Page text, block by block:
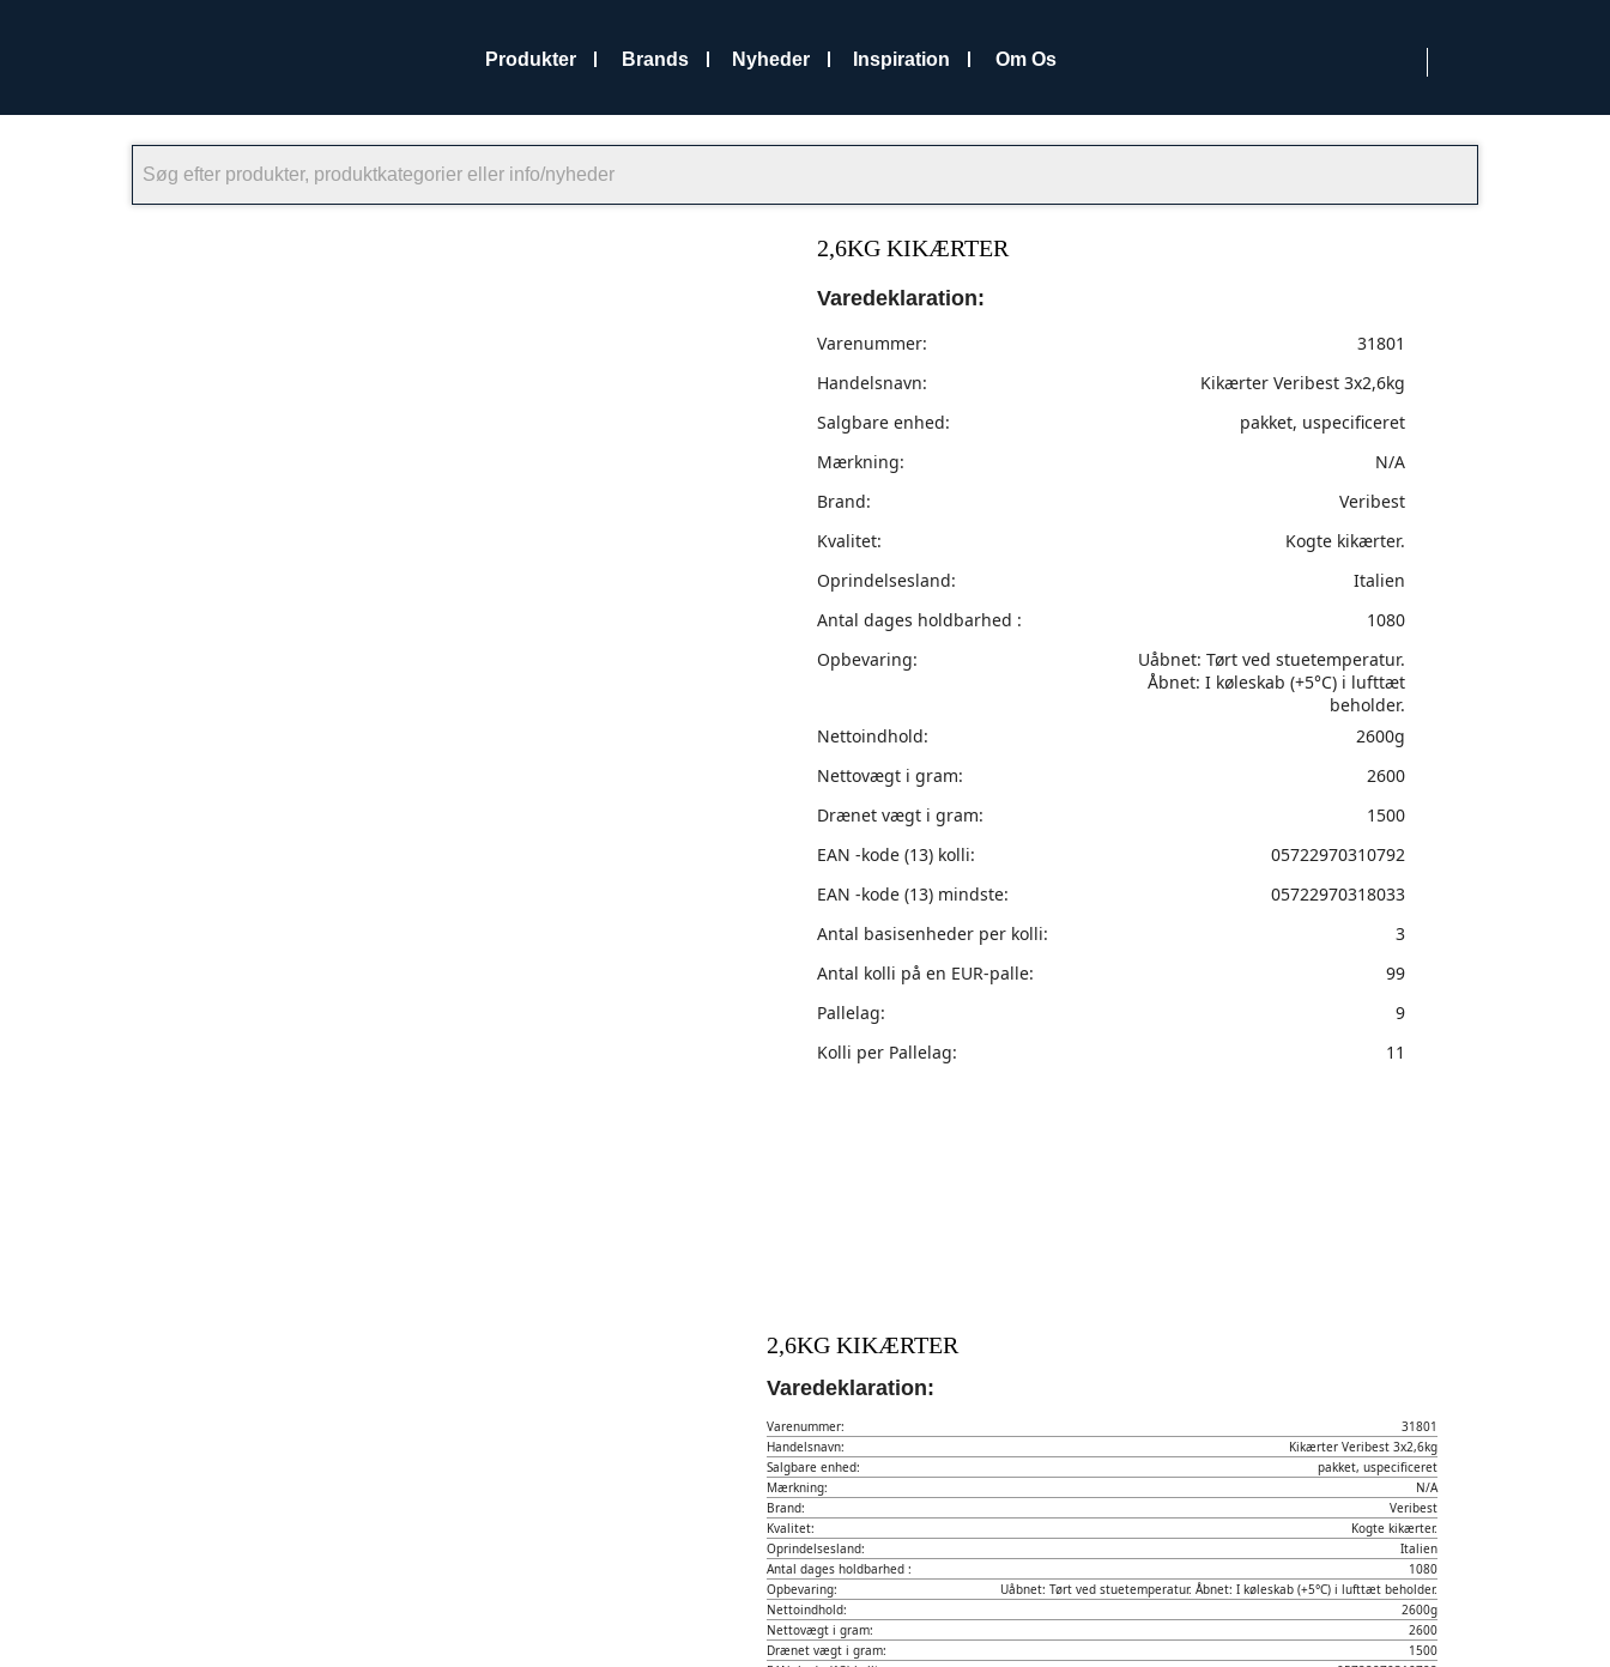
Produkter Brands Nyheder Inspiration Om Os
2,6KG KIKÆRTER
Varedeklaration:
Varenummer:
31801
Handelsnavn:
Kikærter Veribest 3x2,6kg
Salgbare enhed:
pakket, uspecificeret
Mærkning:
N/A
Brand:
Veribest
Kvalitet:
Kogte kikærter.
Oprindelsesland:
Italien
Antal dages holdbarhed :
1080
Opbevaring:
Uåbnet: Tørt ved stuetemperatur.
Åbnet: I køleskab (+5°C) i lufttæt
beholder.
Nettoindhold:
2600g
Nettovægt i gram:
2600
Drænet vægt i gram:
1500
EAN -kode (13) kolli:
05722970310792
EAN -kode (13) mindste:
05722970318033
Antal basisenheder per kolli:
3
Antal kolli på en EUR-palle:
99
Pallelag:
9
Kolli per Pallelag:
11
2,6KG KIKÆRTER
Varedeklaration:
Varenummer:
31801
Handelsnavn:
Kikærter Veribest 3x2,6kg
Salgbare enhed:
pakket, uspecificeret
Mærkning:
N/A
Brand:
Veribest
Kvalitet:
Kogte kikærter.
Oprindelsesland:
Italien
Antal dages holdbarhed :
1080
Opbevaring:
Uåbnet: Tørt ved stuetemperatur. Åbnet: I køleskab (+5°C) i lufttæt beholder.
Nettoindhold:
2600g
Nettovægt i gram:
2600
Drænet vægt i gram:
1500